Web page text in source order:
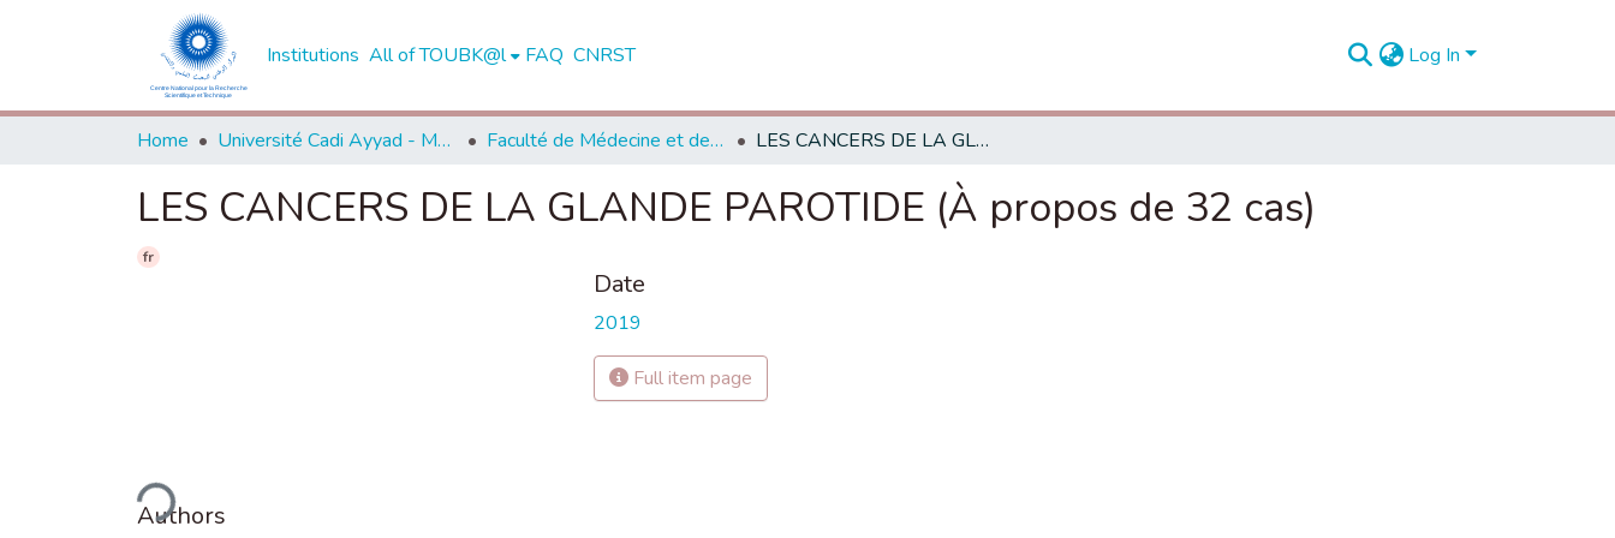
Institutions All of TOUBK@l FAQ CNRST Log In
Home Université Cadi Ayyad - Marrakech Faculté de Médecine et de Pharmacie - Marrakech LES CANCERS DE LA GLANDE PAROTIDE (À propos de 32 cas)
LES CANCERS DE LA GLANDE PAROTIDE (À propos de 32 cas)
fr
Loading...
Authors
Date
2019
Full item page